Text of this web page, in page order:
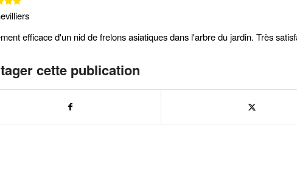
efficace d'un nid de frelons asiatiques dans l'arbre du jardin. Très
cette publication